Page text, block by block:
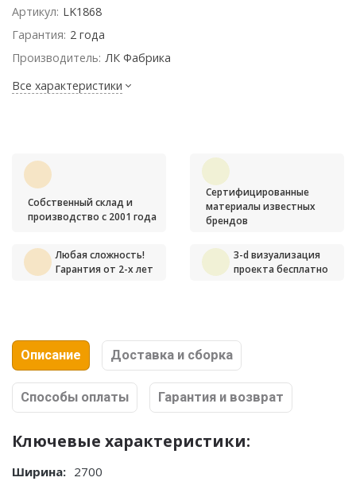
Артикул: LK1868
Гарантия: 2 года
Производитель: ЛК Фабрика
Все характеристики
Собственный склад и
производство с 2001 года
Сертифицированные
материалы известных
брендов
Любая сложность!
Гарантия от 2-х лет
3-d визуализация
проекта бесплатно
Описание Доставка и сборка
Способы оплаты Гарантия и возврат
Ключевые характеристики:
Ширина: 2700